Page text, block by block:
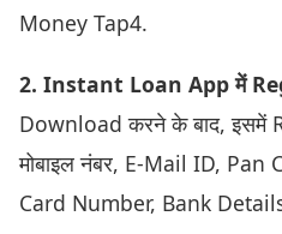
Money Tap4.
2. Instant Loan App में
Download करने के बाद, इसमें
मोबाइल नंबर, E-Mail ID,
Card Number, Bank Details